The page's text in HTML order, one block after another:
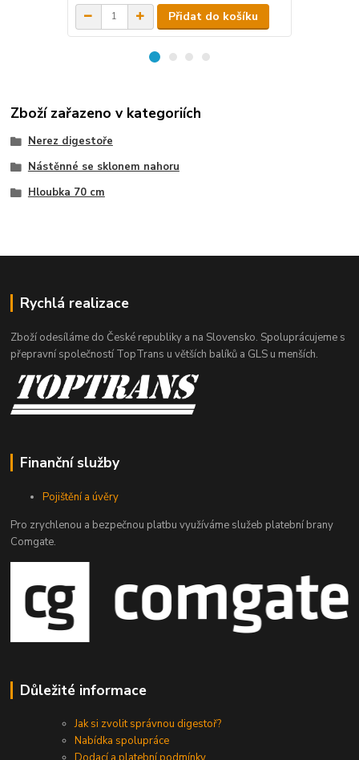
Přidat do košíku
Zboží zařazeno v kategoriích
Nerez digestoře
Nástěnné se sklonem nahoru
Hloubka 70 cm
Rychlá realizace
Zboží odesíláme do České republiky a na Slovensko. Spoluprácujeme s
přepravní společností TopTrans u větších balíků a GLS u menších.
Finanční služby
Pojištění a úvěry
Pro zrychlenou a bezpečnou platbu využíváme služeb platební brany
Comgate.
Důležité informace
Jak si zvolit správnou digestoř?
Nabídka spolupráce